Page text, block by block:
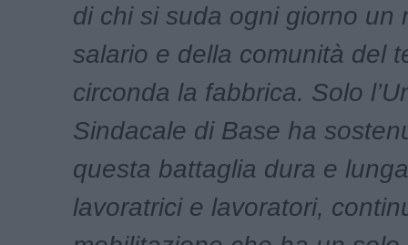
di chi si suda ogni giorno un
salario e della comunità del
circonda la fabbrica. Solo
Sindacale di Base ha
questa battaglia dura e
lavoratrici e lavoratori,